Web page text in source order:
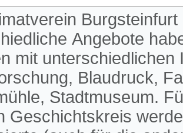
Angebote
mit
Blaudruck,
Stadtmuseum.
Geschichtskreis